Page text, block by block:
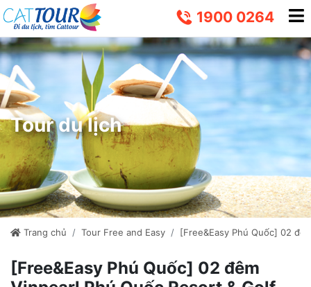
1900 0264
Tour du lịch
Trang chủ Tour Free and Easy [Free&Easy Phú Quốc] 02
[Free&Easy Phú Quốc] 02 đêm